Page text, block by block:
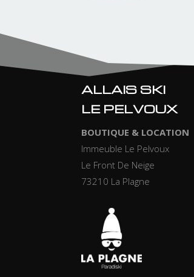
ALLAIS SKI
LE PELVOUX
BOUTIQUE & LOCATION
Immeuble Le Pelvoux
Le Front De Neige
73210 La Plagne